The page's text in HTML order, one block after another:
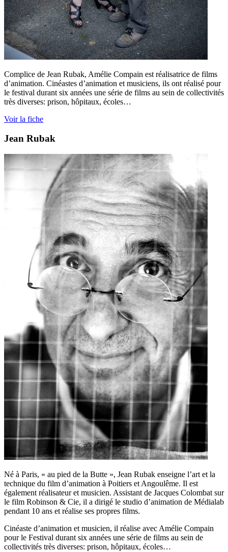
Complice de Jean Rubak, Amélie Compain est réalisatrice de films
d’animation. Cinéastes d’animation et musiciens, ils ont réalisé pour
le festival durant six années une série de films au sein de collectivités
très diverses: prison, hôpitaux, écoles…
Voir la fiche
Jean Rubak
Né à Paris, « au pied de la Butte », Jean Rubak enseigne l’art et la
technique du film d’animation à Poitiers et Angoulême. Il est
également réalisateur et musicien. Assistant de Jacques Colombat sur
le film Robinson & Cie, il a dirigé le studio d’animation de Médialab
pendant 10 ans et réalise ses propres films.
Cinéaste d’animation et musicien, il réalise avec Amélie Compain
pour le Festival durant six années une série de films au sein de
collectivités très diverses: prison, hôpitaux, écoles…